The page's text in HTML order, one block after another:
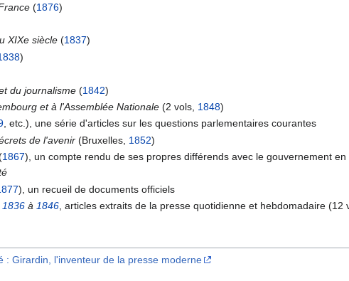
(1876)
XIXe siècle (1837)
)
du journalisme (1842)
et à l'Assemblée Nationale (2 vols, 1848)
, etc.), une série d'articles sur les questions parlementaires courantes
de l'avenir (Bruxelles, 1852)
1867), un compte rendu de ses propres différends avec le gouvernement
), un recueil de documents officiels
1836 à 1846 , articles extraits de la presse quotidienne et hebdomadaire (12
: Girardin, l'inventeur de la presse moderne